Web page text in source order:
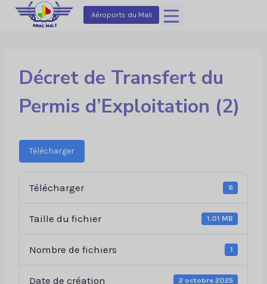
Aller
Aéroports du Mali
Décret de Transfert du
Permis d’Exploitation (2)
Télécharger
Télécharger 6
Taille du fichier 1.01 MB
Nombre de fichiers 1
Date de création 2 octobre 2025